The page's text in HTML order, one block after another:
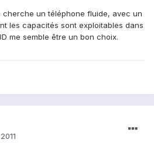
cherche un téléphone fluide, avec un
les capacités sont exploitables dans
me semble être un bon choix.